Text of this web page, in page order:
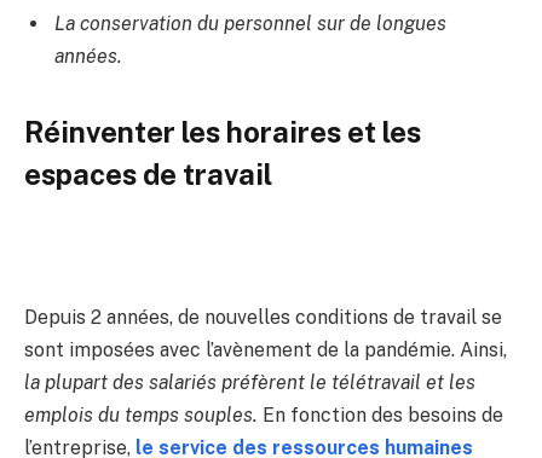
La conservation du personnel sur de longues
années.
Réinventer les horaires et les
espaces de travail
Depuis 2 années, de nouvelles conditions de travail se
sont imposées avec l’avènement de la pandémie. Ainsi,
la plupart des salariés préfèrent le télétravail et les
emplois du temps souples. En fonction des besoins de
l’entreprise, le service des ressources humaines